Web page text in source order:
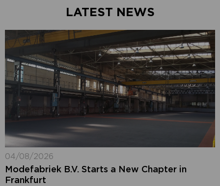
LATEST NEWS
04/08/2026
Modefabriek B.V. Starts a New Chapter in
Frankfurt